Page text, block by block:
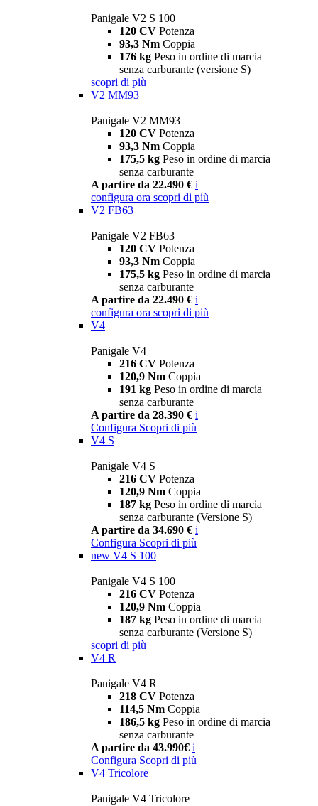
Panigale V2 S 100
120 CV Potenza
93,3 Nm Coppia
176 kg Peso in ordine di marcia
senza carburante (versione S)
scopri di più
V2 MM93
Panigale V2 MM93
120 CV Potenza
93,3 Nm Coppia
175,5 kg Peso in ordine di marcia
senza carburante
A partire da 22.490 € i
configura ora scopri di più
V2 FB63
Panigale V2 FB63
120 CV Potenza
93,3 Nm Coppia
175,5 kg Peso in ordine di marcia
senza carburante
A partire da 22.490 € i
configura ora scopri di più
V4
Panigale V4
216 CV Potenza
120,9 Nm Coppia
191 kg Peso in ordine di marcia
senza carburante
A partire da 28.390 € i
Configura Scopri di più
V4 S
Panigale V4 S
216 CV Potenza
120,9 Nm Coppia
187 kg Peso in ordine di marcia
senza carburante (Versione S)
A partire da 34.690 € i
Configura Scopri di più
new V4 S 100
Panigale V4 S 100
216 CV Potenza
120,9 Nm Coppia
187 kg Peso in ordine di marcia
senza carburante (Versione S)
scopri di più
V4 R
Panigale V4 R
218 CV Potenza
114,5 Nm Coppia
186,5 kg Peso in ordine di marcia
senza carburante
A partire da 43.990€ i
Configura Scopri di più
V4 Tricolore
Panigale V4 Tricolore